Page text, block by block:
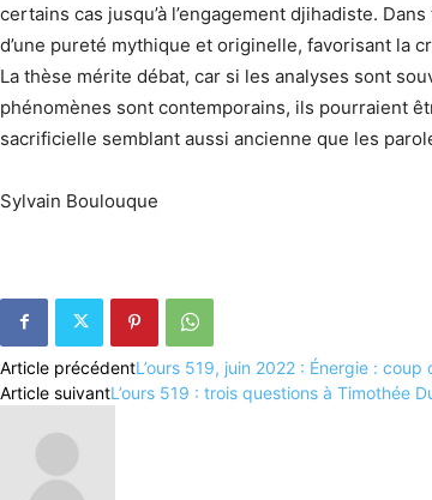
certains cas jusqu’à l’engagement djihadiste.
d’une pureté mythique et originelle, favorisant la
La thèse mérite débat, car si les analyses sont
phénomènes sont contemporains, ils pourraient
sacrificielle semblant aussi ancienne que les
Sylvain Boulouque
Article précédentL’ours 519, juin 2022 : Énergie :
Article suivantL’ours 519 : trois questions à Timothée